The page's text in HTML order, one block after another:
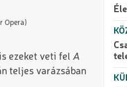
Opera)
ezeket veti fel A
teljes varázsában